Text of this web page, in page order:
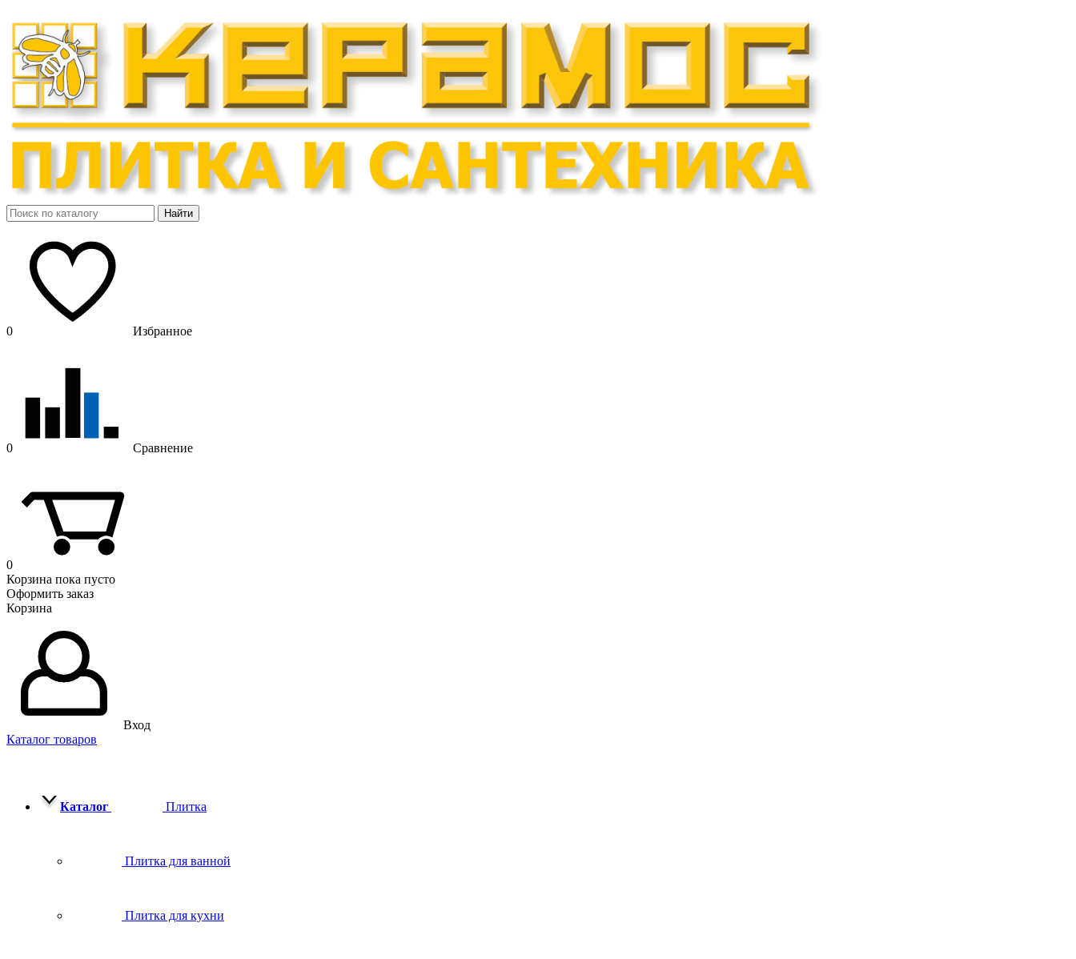
Найти
0 Избранное
0 Сравнение
0
Корзина пока пусто
Оформить заказ
Корзина
Вход
Каталог товаров
Каталог Плитка
Плитка для ванной
Плитка для кухни